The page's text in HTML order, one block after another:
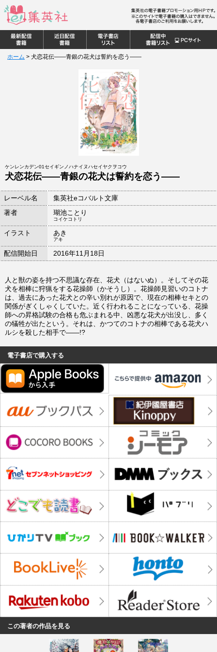
ホーム > 犬恋花伝――青銀の花犬は誓約を恋う――
ケンレンカデン01セイギンノハナイヌハセイヤクヲコウ
犬恋花伝――青銀の花犬は誓約を恋う――
レーベル名
集英社eコバルト文庫
著者
瑚池ことり
コイケコトリ
イラスト あき
アキ
配信開始日 2016年11月18日
人と獣の姿を持つ不思議な存在、花犬（はないぬ）。そしてその花
犬を相棒に狩猟をする花操師（かそうし）。花操師見習いのコトナ
は、過去にあった花犬との辛い別れが原因で、現在の相棒セキとの
関係がぎくしゃくしていた。近く行われることになっている、花操
師への昇格試験の合格も危ぶまれる中、凶悪な花犬が出没し、多く
の犠牲が出たという。それは、かつてのコトナの相棒である花犬ハ
ルシを殺した相手で――!?
電子書店で購入する
この著者の作品を見る